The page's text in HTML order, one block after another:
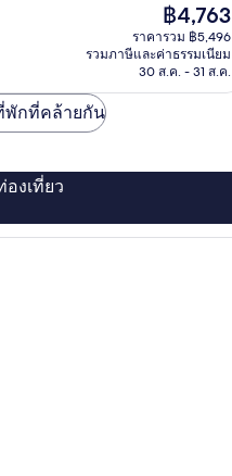
ราคา
ปัจจุบัน
คือ
฿4,763
฿4,763
ราคารวม ฿5,496
รวมภาษีและค่าธรรมเนียม
30 ส.ค. - 31 ส.ค.
พักที่คล้ายกัน
งเที่ยว